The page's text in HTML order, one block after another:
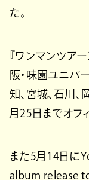
た。
『ワンマンツア
阪・味園ユニバ
知、宮城、石川、
月25日までオフ
また5月14日に
album release